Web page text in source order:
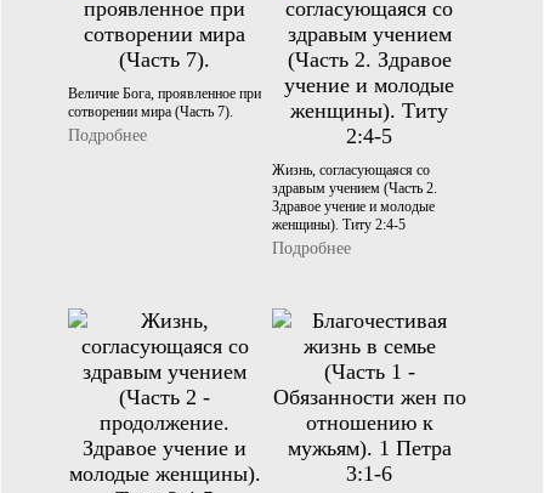
Величие Бога, проявленное при
сотворении мира (Часть 7).
Подробнее
Жизнь, согласующаяся со
здравым учением (Часть 2.
Здравое учение и молодые
женщины). Титу 2:4-5
Подробнее